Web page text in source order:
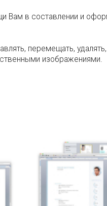
Вам в составлении и
перемещать,
изображениями.